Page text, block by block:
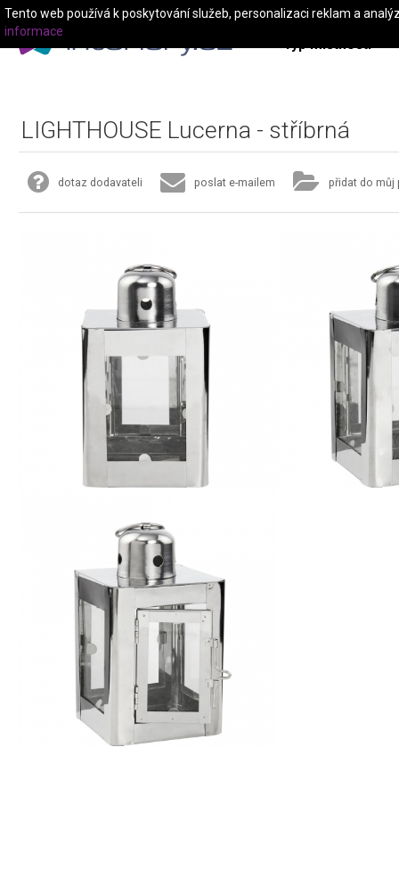
Typ místnosti
LIGHTHOUSE Lucerna - stříbrná
dotaz dodavateli poslat e-mailem přidat do můj
Tento web používá k poskytování služeb, personalizaci reklam a
informace